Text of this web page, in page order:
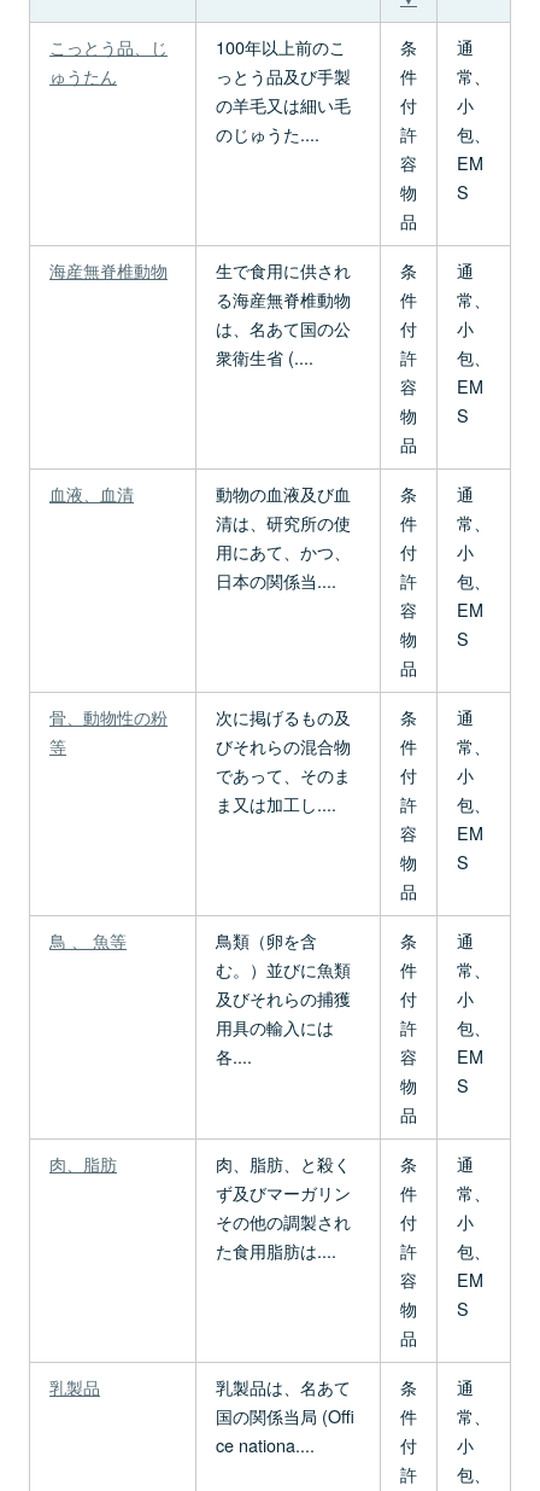
こっとう品、じ
ゅうたん
100年以上前のこ
っとう品及び手製
の羊毛又は細い毛
のじゅうた....
条
件
付
許
容
物
品
通
常、
小
包、
EM
S
海産無脊椎動物
生で食用に供され
る海産無脊椎動物
は、名あて国の公
衆衛生省 (....
条
件
付
許
容
物
品
通
常、
小
包、
EM
S
血液、血清
動物の血液及び血
清は、研究所の使
用にあて、かつ、
日本の関係当....
条
件
付
許
容
物
品
通
常、
小
包、
EM
S
骨、動物性の粉
等
次に掲げるもの及
びそれらの混合物
であって、そのま
ま又は加工し....
条
件
付
許
容
物
品
通
常、
小
包、
EM
S
鳥 、 魚等
鳥類（卵を含
む。）並びに魚類
及びそれらの捕獲
用具の輸入には
各....
条
件
付
許
容
物
品
通
常、
小
包、
EM
S
肉、脂肪
肉、脂肪、と殺く
ず及びマーガリン
その他の調製され
た食用脂肪は....
条
件
付
許
容
物
品
通
常、
小
包、
EM
S
乳製品
乳製品は、名あて
国の関係当局 (Offi
ce nationa....
条
件
付
許
通
常、
小
包、